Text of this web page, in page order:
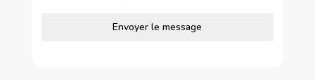
Envoyer le message